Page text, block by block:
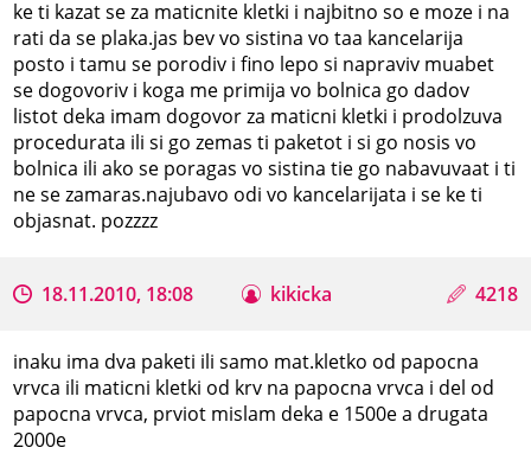
ke ti kazat se za maticnite kletki i najbitno so e moze i na
rati da se plaka.jas bev vo sistina vo taa kancelarija
posto i tamu se porodiv i fino lepo si napraviv muabet
se dogovoriv i koga me primija vo bolnica go dadov
listot deka imam dogovor za maticni kletki i prodolzuva
procedurata ili si go zemas ti paketot i si go nosis vo
bolnica ili ako se poragas vo sistina tie go nabavuvaat i ti
ne se zamaras.najubavo odi vo kancelarijata i se ke ti
objasnat. pozzzz
18.11.2010, 18:08 kikicka 4218
inaku ima dva paketi ili samo mat.kletko od papocna
vrvca ili maticni kletki od krv na papocna vrvca i del od
papocna vrvca, prviot mislam deka e 1500e a drugata
2000e